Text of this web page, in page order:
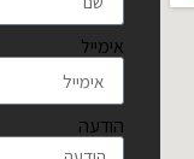
אימייל
הודעה